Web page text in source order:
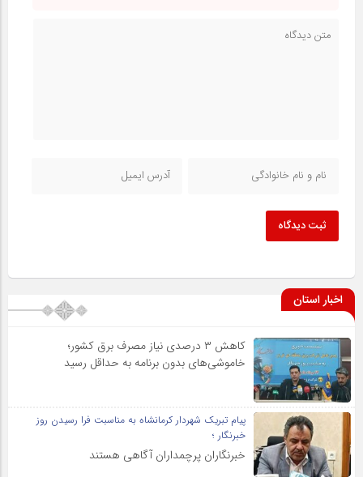
ثبت دیدگاه
اخبار استان
کاهش ۳ درصدی نیاز مصرف برق کشور؛
خاموشی‌های بدون برنامه به حداقل رسید
پیام تبریک شهردار کرمانشاه به مناسبت فرا رسیدن روز
خبرنگار ؛
خبرنگاران پرچمداران آگاهی هستند